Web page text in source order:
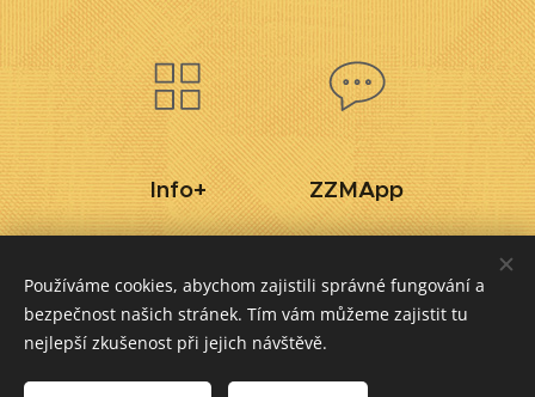
Info+ ZZMApp
Zahradní železnice Mariánky
info@zzmarianky.cz
Jazyky
Používáme cookies, abychom zajistili správné fungování a
bezpečnost našich stránek. Tím vám můžeme zajistit tu
nejlepší zkušenost při jejich návštěvě.